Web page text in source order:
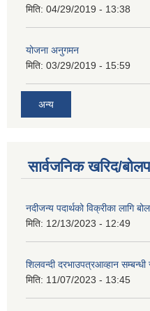
मिति: 04/29/2019 - 13:38
योजना अनुगमन
मिति: 03/29/2019 - 15:59
अन्य
सार्वजनिक खरिद/
नदीजन्य पदार्थको विक्रीका लागि
मिति: 12/13/2023 - 12:49
शिलवन्दी दरभाउपत्रआव्हान
मिति: 11/07/2023 - 13:45